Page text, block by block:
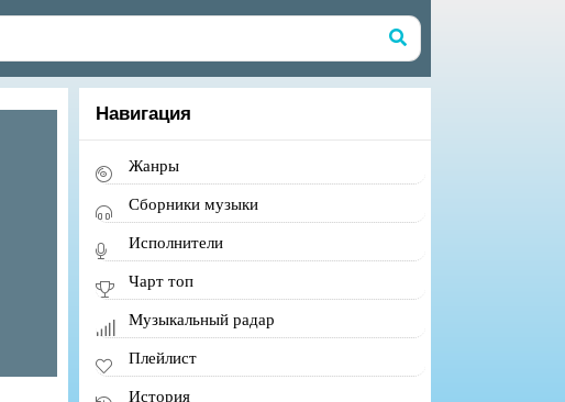
Навигация
Жанры
Сборники музыки
Исполнители
Чарт топ
Музыкальный радар
Плейлист
История